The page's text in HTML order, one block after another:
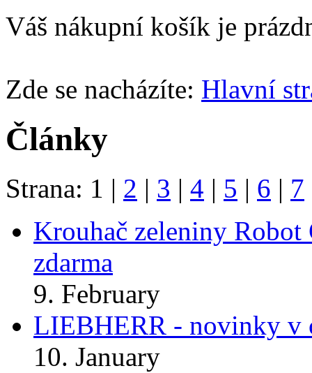
Váš nákupní košík je
Zde se nacházíte: Hlavní
Články
Strana: 1 | 2 | 3 | 4 | 5 | 6 | 7
Krouhač zeleniny
zdarma
9. February
LIEBHERR - novinky v
10. January